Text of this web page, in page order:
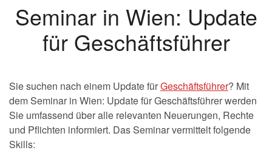
Seminar in Wien: Update
für Geschäftsführer
Sie suchen nach einem Update fürGeschäftsführer? Mit
dem Seminar in Wien: Update für Geschäftsführer werden
Sie umfassend über alle relevanten Neuerungen, Rechte
und Pflichten informiert. Das Seminar vermittelt folgende
Skills: